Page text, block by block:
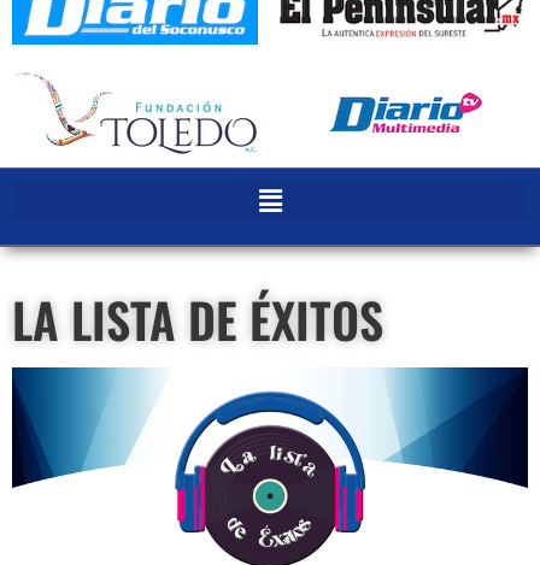
LA LISTA DE ÉXITOS